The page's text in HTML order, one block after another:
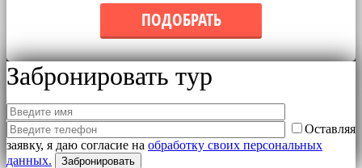
Забронировать тур
Оставляя
заявку, я даю согласие на обработку своих персональных
данных.